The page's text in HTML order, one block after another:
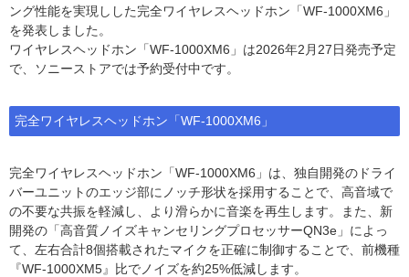
ング性能を実現しした完全ワイヤレスヘッドホン「WF-1000XM6」
を発表しました。
ワイヤレスヘッドホン「WF-1000XM6」は2026年2月27日発売予定
で、ソニーストアでは予約受付中です。
完全ワイヤレスヘッドホン「WF-1000XM6」
完全ワイヤレスヘッドホン「WF-1000XM6」は、独自開発のドライ
バーユニットのエッジ部にノッチ形状を採用することで、高音域で
の不要な共振を軽減し、より滑らかに音楽を再生します。また、新
開発の「高音質ノイズキャンセリングプロセッサーQN3e」によっ
て、左右合計8個搭載されたマイクを正確に制御することで、前機種
『WF-1000XM5』比でノイズを約25%低減します。